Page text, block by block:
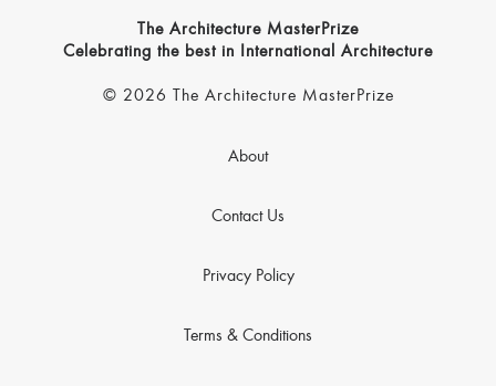
The Architecture MasterPrize
Celebrating the best in International Architecture
© 2026 The Architecture MasterPrize
About
Contact Us
Privacy Policy
Terms & Conditions